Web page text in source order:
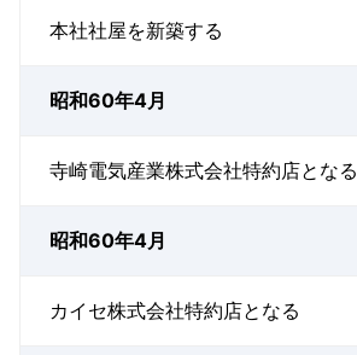
本社社屋を新築する
昭和60年4月
寺崎電気産業株式会社特約店となる
昭和60年4月
カイセ株式会社特約店となる